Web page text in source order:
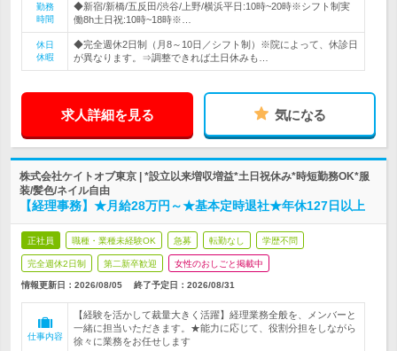
勤務
時間
◆新宿/新橋/五反田/渋谷/上野/横浜平日:10時~20時※シフト制実
働8h土日祝:10時~18時※…
休日
休暇
◆完全週休2日制（月8～10日／シフト制）※院によって、休診日
が異なります。⇒調整できれば土日休みも…
求人詳細を見る 気になる
株式会社ケイトオブ東京 | *設立以来増収増益*土日祝休み*時短勤務OK*服
装/髪色/ネイル自由
【経理事務】★月給28万円～★基本定時退社★年休127日以上
正社員 職種・業種未経験OK 急募 転勤なし 学歴不問
完全週休2日制 第二新卒歓迎 女性のおしごと掲載中
情報更新日：2026/08/05 終了予定日： 2026/08/31
仕事内容
【経験を活かして裁量大きく活躍】経理業務全般を、メンバーと
一緒に担当いただきます。★能力に応じて、役割分担をしながら
徐々に業務をお任せします